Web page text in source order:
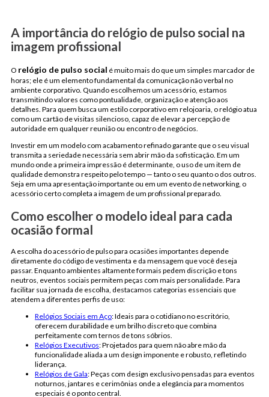
A importância do relógio de pulso social na
imagem profissional
O relógio de pulso social é muito mais do que um simples marcador de
horas; ele é um elemento fundamental da comunicação não verbal no
ambiente corporativo. Quando escolhemos um acessório, estamos
transmitindo valores como pontualidade, organização e atenção aos
detalhes. Para quem busca um estilo corporativo em relojoaria, o relógio atua
como um cartão de visitas silencioso, capaz de elevar a percepção de
autoridade em qualquer reunião ou encontro de negócios.
Investir em um modelo com acabamento refinado garante que o seu visual
transmita a seriedade necessária sem abrir mão da sofisticação. Em um
mundo onde a primeira impressão é determinante, o uso de um item de
qualidade demonstra respeito pelo tempo — tanto o seu quanto o dos outros.
Seja em uma apresentação importante ou em um evento de networking, o
acessório certo completa a imagem de um profissional preparado.
Como escolher o modelo ideal para cada
ocasião formal
A escolha do acessório de pulso para ocasiões importantes depende
diretamente do código de vestimenta e da mensagem que você deseja
passar. Enquanto ambientes altamente formais pedem discrição e tons
neutros, eventos sociais permitem peças com mais personalidade. Para
facilitar sua jornada de escolha, destacamos categorias essenciais que
atendem a diferentes perfis de uso:
Relógios Sociais em Aço: Ideais para o cotidiano no escritório,
oferecem durabilidade e um brilho discreto que combina
perfeitamente com ternos de tons sóbrios.
Relógios Executivos: Projetados para quem não abre mão da
funcionalidade aliada a um design imponente e robusto, refletindo
liderança.
Relógios de Gala: Peças com design exclusivo pensadas para eventos
noturnos, jantares e cerimônias onde a elegância para momentos
especiais é o ponto central.